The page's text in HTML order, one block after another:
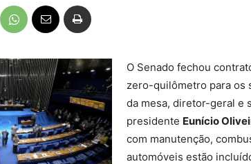
O Senado fechou
zero-quilômetro para os
da mesa, diretor-geral e
presidente Eunício
com manutenção,
automóveis estão